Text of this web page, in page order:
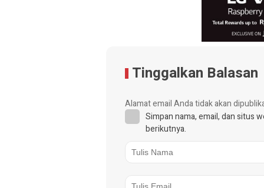
Tinggalkan Balasan
Alamat email Anda tidak akan
Simpan nama, email, dan situs
berikutnya.